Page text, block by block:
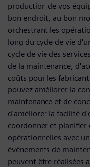
production de vos
bon endroit, au bon
orchestrant les
long du cycle de vie
cycle de vie des
de la maintenance,
coûts pour les
pouvez améliorer la
maintenance et de
d'améliorer la facilité
coordonner et planifier
opérationnelles avec
événements de
peuvent être réalisées